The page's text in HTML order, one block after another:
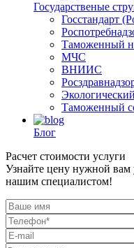
Государственые
Госстандарт
Таможенный
МЧС
ВНИИС
Таможенный
Блог
Расчет стоимости услуги
Узнайте цену нужной вам
нашим специалистом!